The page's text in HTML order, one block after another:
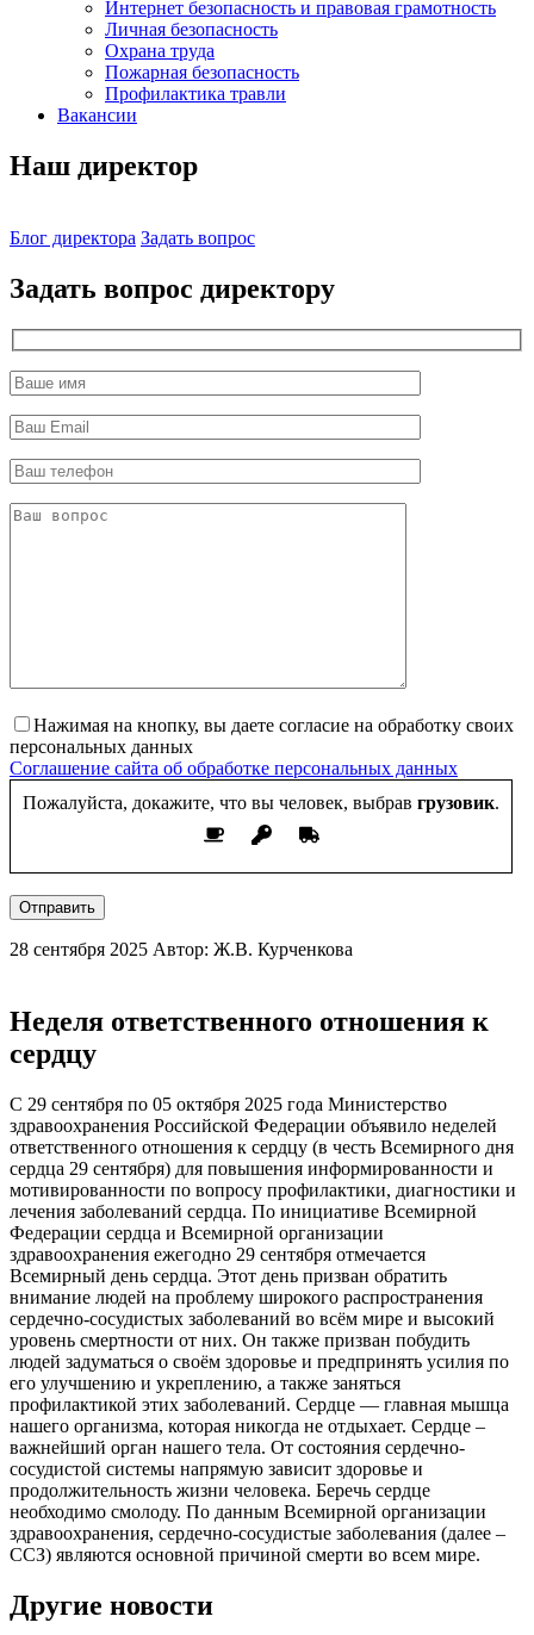
Интернет безопасность и правовая грамотность
Личная безопасность
Охрана труда
Пожарная безопасность
Профилактика травли
Вакансии
Наш директор
Блог директора Задать вопрос
Задать вопрос директору
Нажимая на кнопку, вы даете согласие на обработку своих
персональных данных
Соглашение сайта об обработке персональных данных
Пожалуйста, докажите, что вы человек, выбрав грузовик.
Отправить
28 сентября 2025 Автор: Ж.В. Курченкова
Неделя ответственного отношения к
сердцу
С 29 сентября по 05 октября 2025 года Министерство
здравоохранения Российской Федерации объявило неделей
ответственного отношения к сердцу (в честь Всемирного дня
сердца 29 сентября) для повышения информированности и
мотивированности по вопросу профилактики, диагностики и
лечения заболеваний сердца. По инициативе Всемирной
Федерации сердца и Всемирной организации
здравоохранения ежегодно 29 сентября отмечается
Всемирный день сердца. Этот день призван обратить
внимание людей на проблему широкого распространения
сердечно-сосудистых заболеваний во всём мире и высокий
уровень смертности от них. Он также призван побудить
людей задуматься о своём здоровье и предпринять усилия по
его улучшению и укреплению, а также заняться
профилактикой этих заболеваний. Сердце — главная мышца
нашего организма, которая никогда не отдыхает. Сердце –
важнейший орган нашего тела. От состояния сердечно-
сосудистой системы напрямую зависит здоровье и
продолжительность жизни человека. Беречь сердце
необходимо смолоду. По данным Всемирной организации
здравоохранения, сердечно-сосудистые заболевания (далее –
ССЗ) являются основной причиной смерти во всем мире.
Другие новости